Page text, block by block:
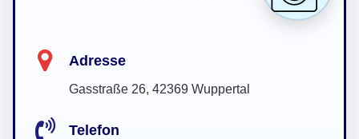
Adresse
Gasstraße 26, 42369 Wuppertal
Telefon